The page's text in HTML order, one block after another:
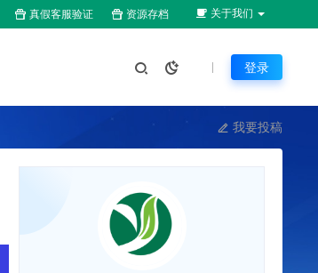
真假客服验证 资源存档 关于我们
登录
我要投稿